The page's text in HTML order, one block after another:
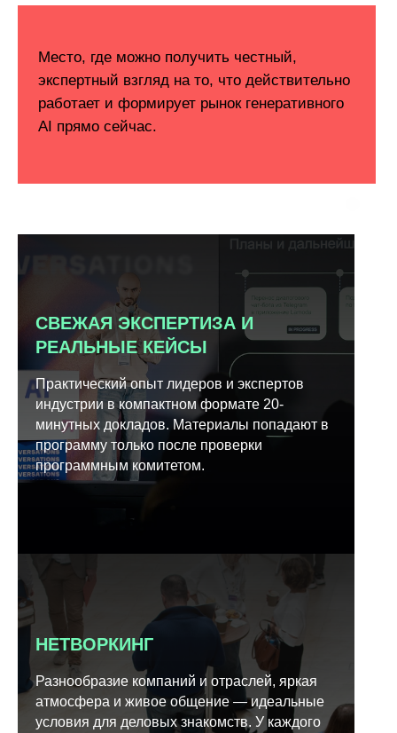
СВЕЖАЯ ЭКСПЕРТИЗА И
РЕАЛЬНЫЕ КЕЙСЫ
Практический опыт лидеров и экспертов
индустрии в компактном формате 20-
минутных докладов. Материалы попадают в
программу только после проверки
программным комитетом.
НЕТВОРКИНГ
Разнообразие компаний и отраслей, яркая
атмосфера и живое общение — идеальные
условия для деловых знакомств. У каждого